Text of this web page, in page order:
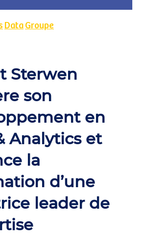
DataGroupe
Sterwen
son
en
Analytics et
la
d’une
leader de